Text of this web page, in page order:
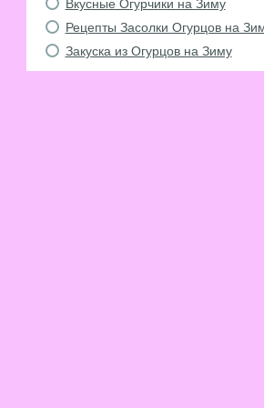
Вкусные Огурчики на Зиму
Рецепты Засолки Огурцов на
Закуска из Огурцов на Зиму